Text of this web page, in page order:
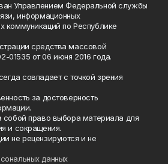
Управлением Федеральной службы
информационных
коммуникаций по Республике
средства массовой
от 06 июня 2016 года.
совпадает с точкой зрения
за достоверность
собой право выбора материала для
и сокращения.
не рецензируются и не
данных